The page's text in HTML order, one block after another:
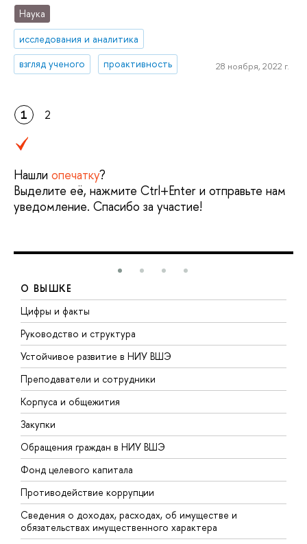
Наука
исследования и аналитика
взгляд ученого
проактивность 28 ноября, 2022 г.
1 2
Нашли опечатку?
Выделите её, нажмите Ctrl+Enter и отправьте нам
уведомление. Спасибо за участие!
О ВЫШКЕ
Цифры и факты
Руководство и структура
Устойчивое развитие в НИУ ВШЭ
Преподаватели и сотрудники
Корпуса и общежития
Закупки
Обращения граждан в НИУ ВШЭ
Фонд целевого капитала
Противодействие коррупции
Сведения о доходах, расходах, об имуществе и
обязательствах имущественного характера